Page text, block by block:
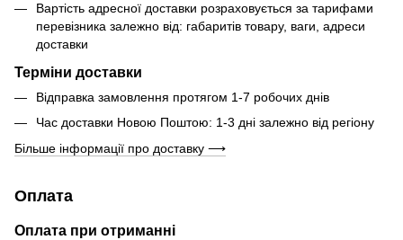
Вартість адресної доставки розраховується за тарифами
перевізника залежно від: габаритів товару, ваги, адреси
доставки
Терміни доставки
Відправка замовлення протягом 1-7 робочих днів
Час доставки Новою Поштою: 1-3 дні залежно від регіону
Більше інформації про доставку ⟶
Оплата
Оплата при отриманні